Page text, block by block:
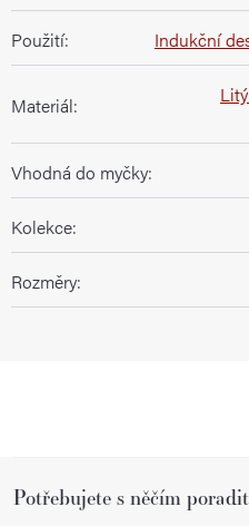
Použití: Indukční
Materiál:
Vhodná do myčky:
Kolekce:
Rozměry:
Potřebujete s něčím